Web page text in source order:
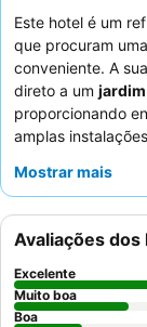
Este hotel é um
que procuram
conveniente. A
direto a um
proporcionando
amplas
hóspedes elogiam
os restaurantes
conveniente
verdadeiramente
vista para os
Mostrar mais
Avaliações
Excelente
Muito boa
Boa